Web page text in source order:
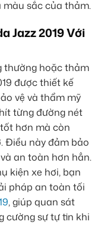
sắc của thảm.
Jazz 2019 Với
thường hoặc thảm
được thiết kế
vệ và thẩm mỹ
từng đường nét
hơn mà còn
Điều này đảm bảo
an toàn hơn hẳn.
kiện xe hơi, bạn
pháp an toàn tối
, giúp quan sát
cường sự tự tin khi